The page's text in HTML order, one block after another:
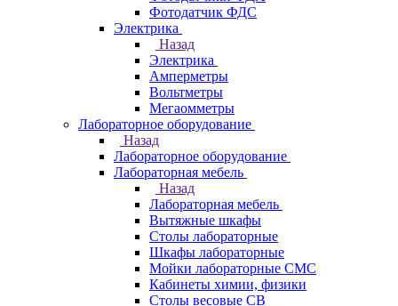
Фотодатчик ФДС
Электрика
Назад
Электрика
Амперметры
Вольтметры
Мегаомметры
Лабораторное оборудование
Назад
Лабораторное оборудование
Лабораторная мебель
Назад
Лабораторная мебель
Вытяжные шкафы
Столы лабораторные
Шкафы лабораторные
Мойки лабораторные СМС
Кабинеты химии, физики
Столы весовые СВ